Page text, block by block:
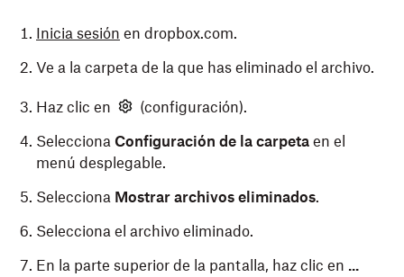
Inicia sesión en dropbox.com.
Ve a la carpeta de la que has eliminado el archivo.
Haz clic en
(configuración).
Selecciona Configuración de la carpeta en el
menú desplegable.
Selecciona Mostrar archivos eliminados.
Selecciona el archivo eliminado.
En la parte superior de la pantalla, haz clic en ...